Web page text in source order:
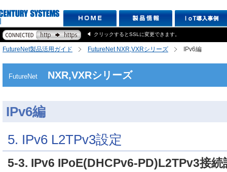
クリックするとSSLに変更できます。
FutureNet製品活用ガイド FutureNet NXR,VXRシリーズ IPv6編
FutureNet NXR,VXRシリーズ
IPv6編
5. IPv6 L2TPv3設定
5-3. IPv6 IPoE(DHCPv6-PD)L2TPv3接続